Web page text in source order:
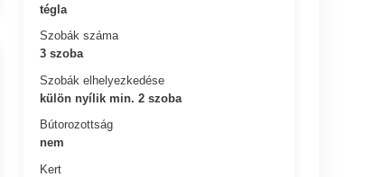
tégla
Szobák száma
3 szoba
Szobák elhelyezkedése
külön nyílik min. 2 szoba
Bútorozottság
nem
Kert